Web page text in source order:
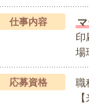
仕事内容
マ
印
場
応募資格
職